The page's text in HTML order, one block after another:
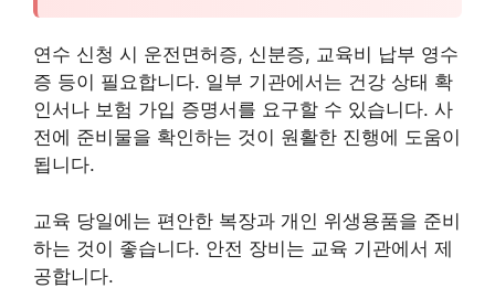
연수 신청 시 운전면허증, 신분증, 교육비 납부 영수
증 등이 필요합니다. 일부 기관에서는 건강 상태 확
인서나 보험 가입 증명서를 요구할 수 있습니다. 사
전에 준비물을 확인하는 것이 원활한 진행에 도움이
됩니다.
교육 당일에는 편안한 복장과 개인 위생용품을 준비
하는 것이 좋습니다. 안전 장비는 교육 기관에서 제
공합니다.